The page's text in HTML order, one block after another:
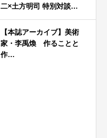
二×土方明司 特別対談…
【本誌アーカイブ】美術
家・李禹煥 作ることと
作…